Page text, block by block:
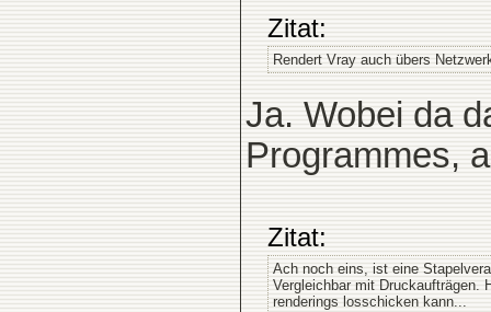
Zitat:
Rendert Vray auch übers
Ja. Wobei da
Programmes,
Zitat:
Ach noch eins, ist eine
Vergleichbar mit Druckaufträgen.
renderings losschicken kann...